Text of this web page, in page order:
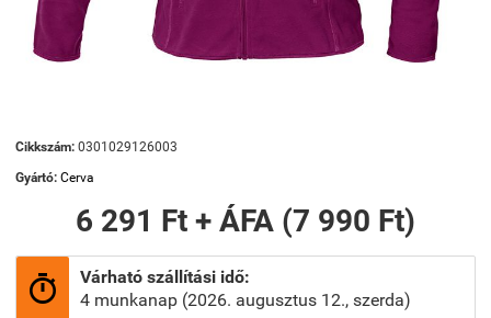
Cikkszám: 0301029126003
Gyártó: Cerva
6 291 Ft + ÁFA (7 990 Ft)

Várható szállítási idő:
4 munkanap (2026. augusztus 12., szerda)